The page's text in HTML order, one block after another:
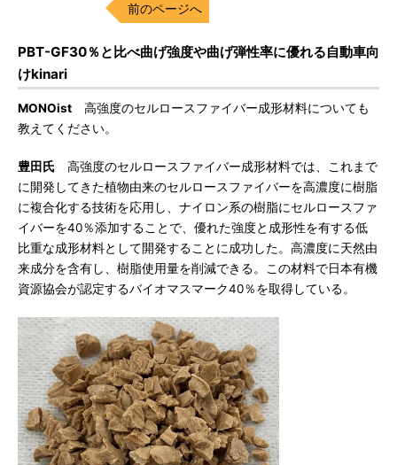
前のページへ
PBT-GF30％と比べ曲げ強度や曲げ弾性率に優れる自動車向
けkinari
MONOist 高強度のセルロースファイバー成形材料についても
教えてください。
豊田氏 高強度のセルロースファイバー成形材料では、これまで
に開発してきた植物由来のセルロースファイバーを高濃度に樹脂
に複合化する技術を応用し、ナイロン系の樹脂にセルロースファ
イバーを40％添加することで、優れた強度と成形性を有する低
比重な成形材料として開発することに成功した。高濃度に天然由
来成分を含有し、樹脂使用量を削減できる。この材料で日本有機
資源協会が認定するバイオマスマーク40％を取得している。